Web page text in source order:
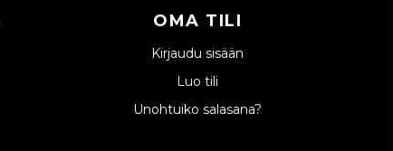
OMA TILI
Kirjaudu sisään
Luo tili
Unohtuiko salasana?